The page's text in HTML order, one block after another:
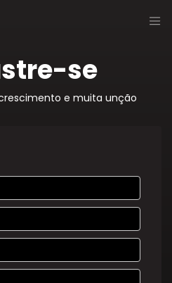
se
e muita unção